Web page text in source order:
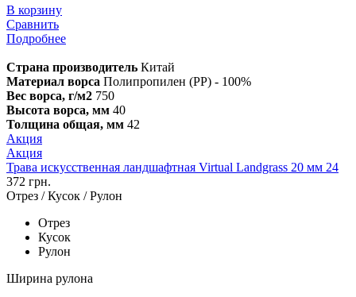
В корзину
Сравнить
Подробнее
Страна производитель Китай
Материал ворса Полипропилен (PP) - 100%
Вес ворса, г/м2 750
Высота ворса, мм 40
Толщина общая, мм 42
Акция
Акция
Трава искусственная ландшафтная Virtual Landgrass 20 мм 24
372 грн.
Отрез / Кусок / Рулон
Отрез
Кусок
Рулон
Ширина рулона